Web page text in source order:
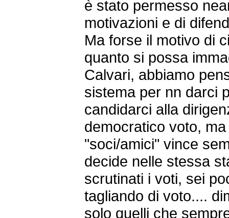
è stato permesso
motivazioni e di
Ma forse il motivo di
quanto si possa
Calvari, abbiamo
sistema per nn darci
candidarci alla
democratico voto,
"soci/amici" vince
decide nelle stessa
scrutinati i voti, sei
tagliando di voto....
solo quelli che